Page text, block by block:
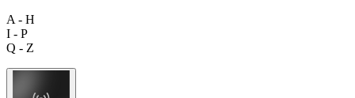
A - H
I - P
Q - Z